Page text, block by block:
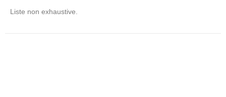
Liste non exhaustive.